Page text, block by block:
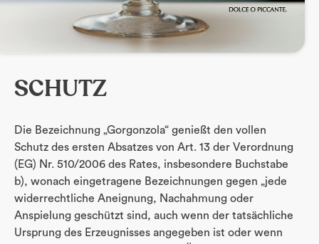
SCHUTZ
Die Bezeichnung „Gorgonzola“ genießt den vollen
Schutz des ersten Absatzes von Art. 13 der Verordnung
(EG) Nr. 510/2006 des Rates, insbesondere Buchstabe
b), wonach eingetragene Bezeichnungen gegen „jede
widerrechtliche Aneignung, Nachahmung oder
Anspielung geschützt sind, auch wenn der tatsächliche
Ursprung des Erzeugnisses angegeben ist oder wenn